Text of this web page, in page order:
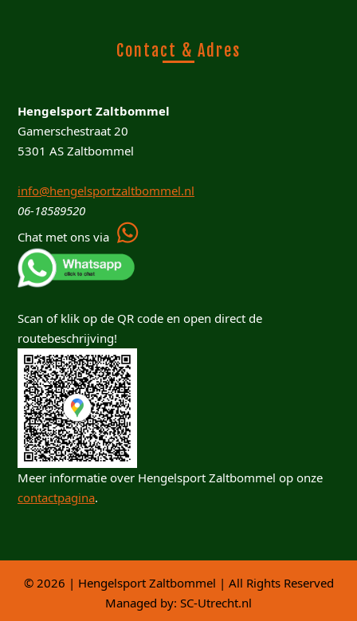
Contact & Adres
Hengelsport Zaltbommel
Gamerschestraat 20
5301 AS Zaltbommel
info@hengelsportzaltbommel.nl
06-18589520
Chat met ons via
Scan of klik op de QR code en open direct de
routebeschrijving!
Meer informatie over Hengelsport Zaltbommel op onze
contactpagina.
© 2026 | Hengelsport Zaltbommel | All Rights Reserved
Managed by: SC-Utrecht.nl